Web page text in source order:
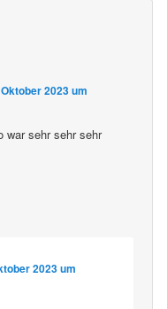
2023 um
war sehr sehr sehr
2023 um